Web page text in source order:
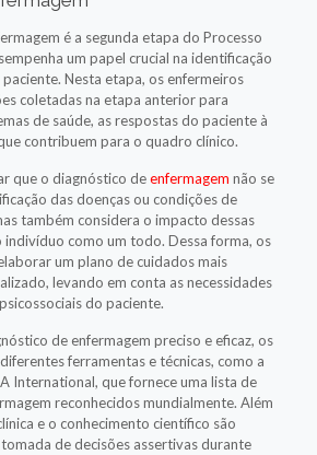
é a segunda etapa do Processo
um papel crucial na identificação
Nesta etapa, os enfermeiros
coletadas na etapa anterior para
de saúde, as respostas do paciente à
contribuem para o quadro clínico.
que o diagnóstico deenfermagem não se
das doenças ou condições de
também considera o impacto dessas
indivíduo como um todo. Dessa forma, os
um plano de cuidados mais
levando em conta as necessidades
do paciente.
de enfermagem preciso e eficaz, os
ferramentas e técnicas, como a
International, que fornece uma lista de
reconhecidos mundialmente. Além
e o conhecimento científico são
de decisões assertivas durante